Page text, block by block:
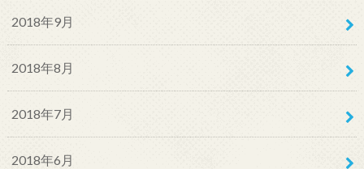
2018年9月
2018年8月
2018年7月
2018年6月